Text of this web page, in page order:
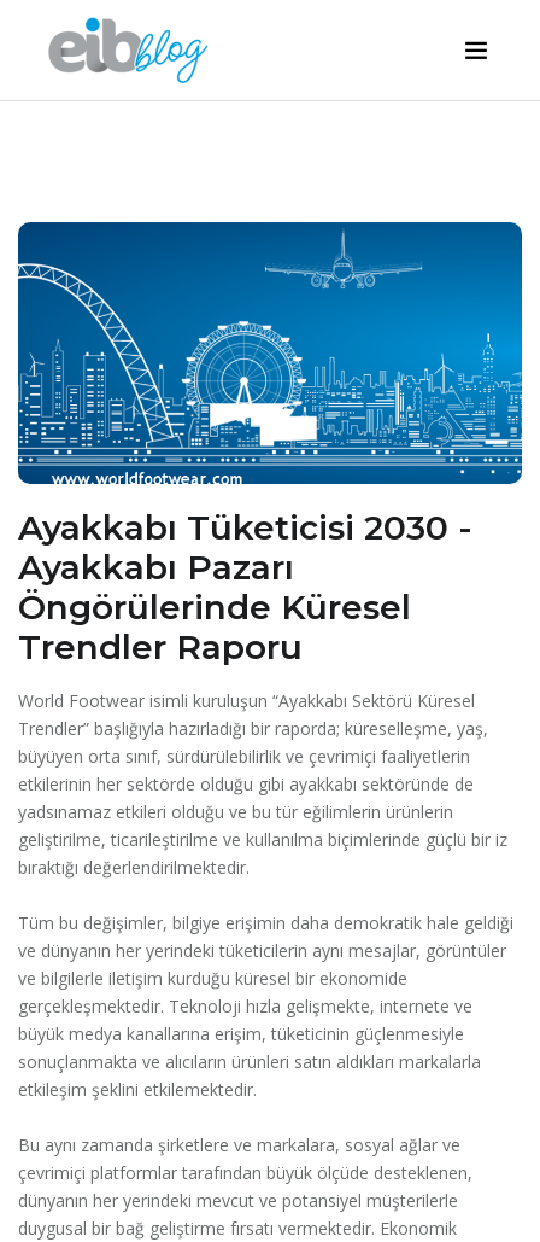
Ayakkabı Tüketicisi 2030 -
Ayakkabı Pazarı
Öngörülerinde Küresel
Trendler Raporu
World Footwear isimli kuruluşun “Ayakkabı Sektörü Küresel
Trendler” başlığıyla hazırladığı bir raporda; küreselleşme, yaş,
büyüyen orta sınıf, sürdürülebilirlik ve çevrimiçi faaliyetlerin
etkilerinin her sektörde olduğu gibi ayakkabı sektöründe de
yadsınamaz etkileri olduğu ve bu tür eğilimlerin ürünlerin
geliştirilme, ticarileştirilme ve kullanılma biçimlerinde güçlü bir iz
bıraktığı değerlendirilmektedir.
Tüm bu değişimler, bilgiye erişimin daha demokratik hale geldiği
ve dünyanın her yerindeki tüketicilerin aynı mesajlar, görüntüler
ve bilgilerle iletişim kurduğu küresel bir ekonomide
gerçekleşmektedir. Teknoloji hızla gelişmekte, internete ve
büyük medya kanallarına erişim, tüketicinin güçlenmesiyle
sonuçlanmakta ve alıcıların ürünleri satın aldıkları markalarla
etkileşim şeklini etkilemektedir.
Bu aynı zamanda şirketlere ve markalara, sosyal ağlar ve
çevrimiçi platformlar tarafından büyük ölçüde desteklenen,
dünyanın her yerindeki mevcut ve potansiyel müşterilerle
duygusal bir bağ geliştirme fırsatı vermektedir. Ekonomik